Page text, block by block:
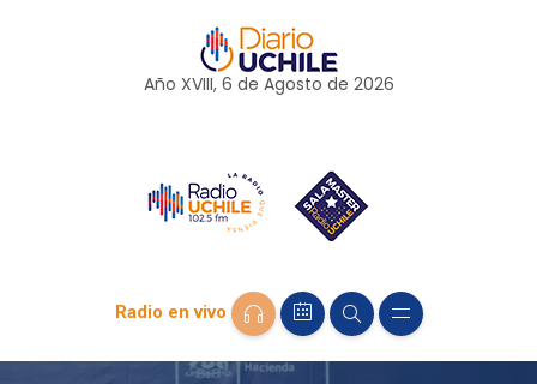
Año XVIII, 6 de Agosto de 2026
Radio en vivo